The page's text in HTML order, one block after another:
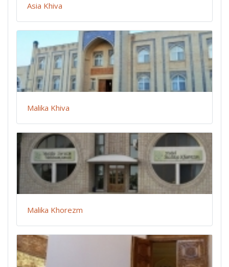
Asia Khiva
Malika Khiva
Malika Khorezm